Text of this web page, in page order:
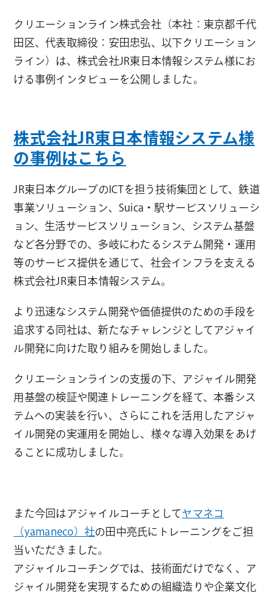
クリエーションライン株式会社（本社：東京都千代
田区、代表取締役：安田忠弘、以下クリエーション
ライン）は、株式会社JR東日本情報システム様にお
ける事例インタビューを公開しました。
株式会社JR東日本情報システム様
の事例はこちら
JR東日本グループのICTを担う技術集団として、鉄道
事業ソリューション、Suica・駅サービスソリューシ
ョン、生活サービスソリューション、システム基盤
など各分野での、多岐にわたるシステム開発・運用
等のサービス提供を通じて、社会インフラを支える
株式会社JR東日本情報システム。
より迅速なシステム開発や価値提供のための手段を
追求する同社は、新たなチャレンジとしてアジャイ
ル開発に向けた取り組みを開始しました。
クリエーションラインの支援の下、アジャイル開発
用基盤の検証や関連トレーニングを経て、本番シス
テムへの実装を行い、さらにこれを活用したアジャ
イル開発の実運用を開始し、様々な導入効果をあげ
ることに成功しました。
また今回はアジャイルコーチとしてヤマネコ
（yamaneco）社の田中亮氏にトレーニングをご担
当いただきました。
アジャイルコーチングでは、技術面だけでなく、ア
ジャイル開発を実現するための組織造りや企業文化